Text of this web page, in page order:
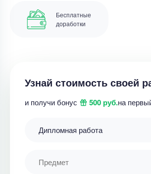
Бесплатные
доработки
Узнай стоимость своей
и получи бонус 500 руб.на
Дипломная работа